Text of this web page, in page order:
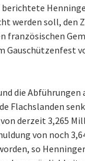
berichtete
werden soll, den
französischen
Gauschützenfest
die
Flachslanden
derzeit 3,265
von noch
so